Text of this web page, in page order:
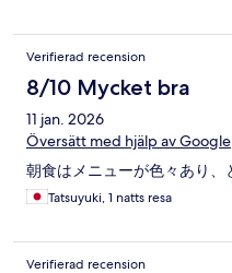
Verifierad recension
8/10 Mycket bra
11 jan. 2026
Översätt med hjälp av Google
朝食はメニューが色々あり、
Tatsuyuki, 1 natts resa
Verifierad recension